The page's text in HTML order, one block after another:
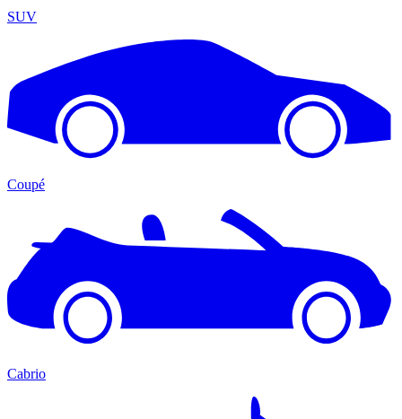
SUV
Coupé
Cabrio